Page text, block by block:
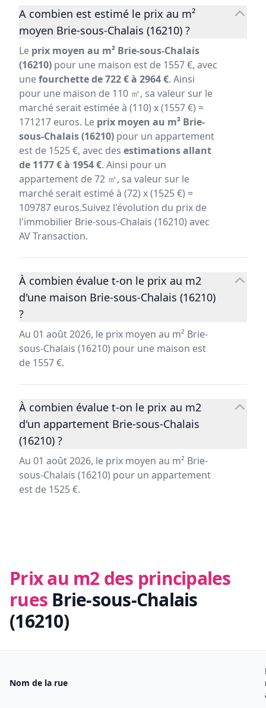
A combien est estimé le prix au m²
moyen Brie-sous-Chalais (16210) ?
Le prix moyen au m² Brie-sous-Chalais
(16210) pour une maison est de 1557 €, avec
unefourchette de 722 € à 2964 €. Ainsi
pour une maison de 110 ㎡, sa valeur sur le
marché serait estimée à (110) x (1557 €) =
171217 euros. Le prix moyen au m² Brie-
sous-Chalais (16210) pour un appartement
est de 1525 €, avec des estimations allant
de 1177 € à 1954 €. Ainsi pour un
appartement de 72 ㎡, sa valeur sur le
marché serait estimé à (72) x (1525 €) =
109787 euros.Suivez l'évolution du prix de
l'immobilier Brie-sous-Chalais (16210) avec
AV Transaction.
À combien évalue t-on le prix au m2
d'une maison Brie-sous-Chalais (16210)
?
Au 01 août 2026, le prix moyen au m² Brie-
sous-Chalais (16210) pour une maison est
de 1557 €.
À combien évalue t-on le prix au m2
d'un appartement Brie-sous-Chalais
(16210) ?
Au 01 août 2026, le prix moyen au m² Brie-
sous-Chalais (16210) pour un appartement
est de 1525 €.
Prix au m2 des principales
rues Brie-sous-Chalais
(16210)
Nom de la rue